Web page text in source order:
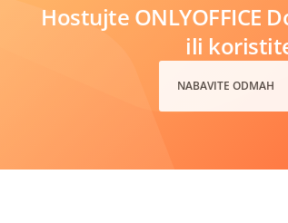
Hostujte ONLYOFFICE
ili
NABAVITE ODMAH